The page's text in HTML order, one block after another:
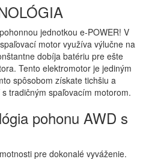
jednotkou e-POWER! V
motor využíva výlučne na
dobíja batériu pre ešte
Tento elektromotor je jediným
spôsobom získate tichšiu a
tradičným spaľovacím motorom.
pohonu AWD s
pre dokonalé vyváženie.